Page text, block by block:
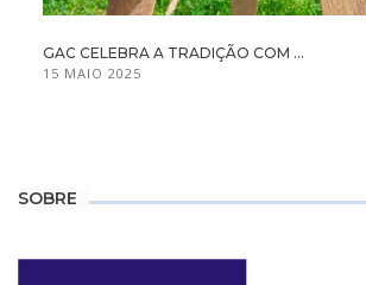
GAC CELEBRA A TRADIÇÃO COM ...
15 MAIO 2025
SOBRE